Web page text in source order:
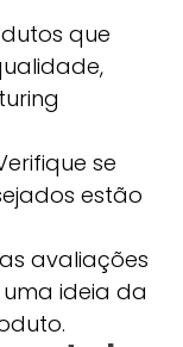
que
se
estão
avaliações
ideia da